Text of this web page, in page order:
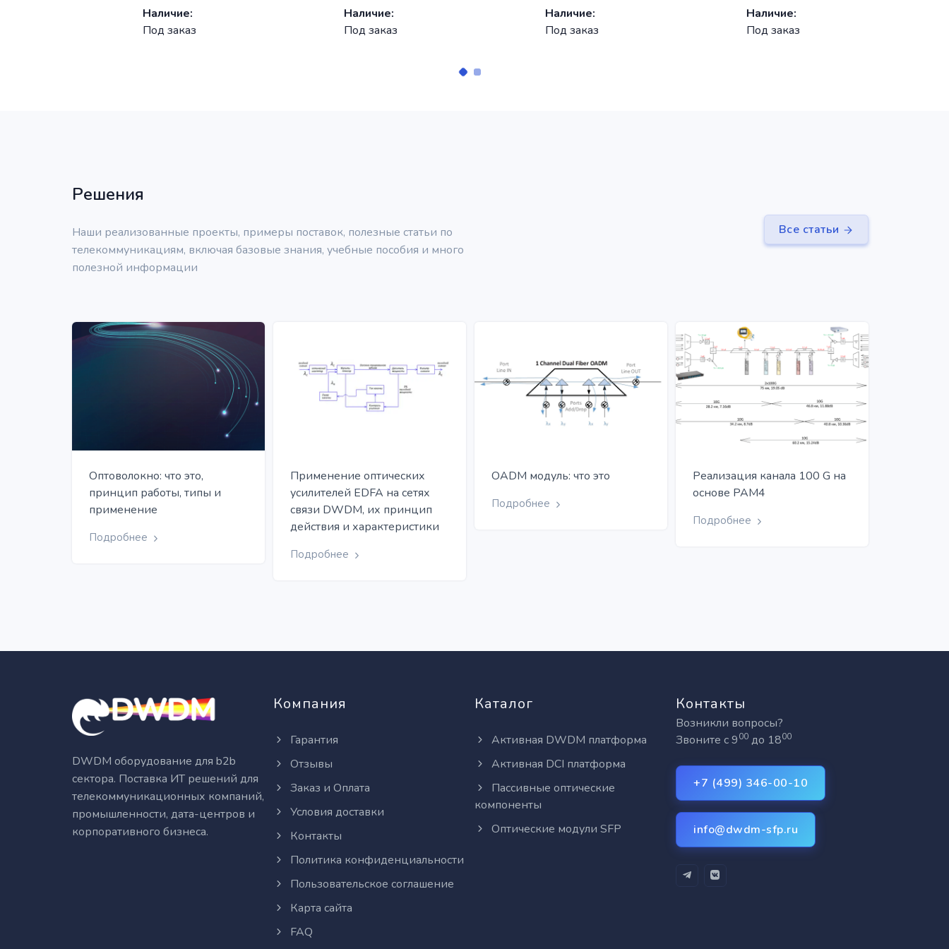
Решения
Наши реализованные проекты, примеры поставок, полезные статьи по
телекоммуникациям, включая базовые знания, учебные пособия и много
полезной информации
Все статьи
Оптоволокно: что это,
принцип работы, типы и
применение
Подробнее
Применение оптических
усилителей EDFA на сетях
связи DWDM, их принцип
действия и характеристики
Подробнее
OADM модуль: что это
Подробнее
Реализация канала 100 G на
основе PAM4
Подробнее
DWDM оборудование для b2b
сектора. Поставка ИТ решений для
телекоммуникационных компаний,
промышленности, дата-центров и
корпоративного бизнеса.
Компания
Гарантия
Отзывы
Заказ и Оплата
Условия доставки
Контакты
Политика конфиденциальности
Пользовательское соглашение
Карта сайта
FAQ
Каталог
Активная DWDM платформа
Активная DCI платформа
Пассивные оптические
компоненты
Оптические модули SFP
Контакты
Возникли вопросы?
Звоните с 900 до 1800
+7 (499) 346-00-10
info@dwdm-sfp.ru